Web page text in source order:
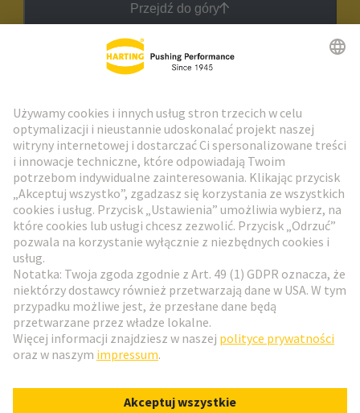
Przejdź do góry
Przejdź do rejestracji
Social Media
Polski